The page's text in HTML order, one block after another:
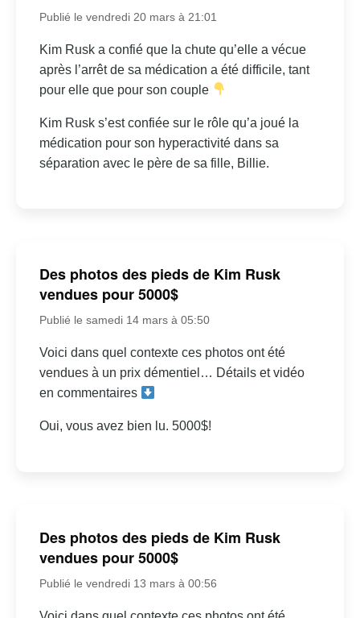
Publié le vendredi 20 mars à 21:01
Kim Rusk a confié que la chute qu’elle a vécue
après l’arrêt de sa médication a été difficile, tant
pour elle que pour son couple
Kim Rusk s’est confiée sur le rôle qu’a joué la
médication pour son hyperactivité dans sa
séparation avec le père de sa fille, Billie.
Des photos des pieds de Kim Rusk
vendues pour 5000$
Publié le samedi 14 mars à 05:50
Voici dans quel contexte ces photos ont été
vendues à un prix démentiel… Détails et vidéo
en commentaires
Oui, vous avez bien lu. 5000$!
Des photos des pieds de Kim Rusk
vendues pour 5000$
Publié le vendredi 13 mars à 00:56